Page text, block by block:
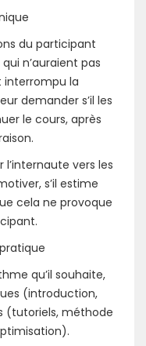
du participant
n’auraient pas
la
demander s’il les
le cours, après
vers les
s’il estime
cela ne provoque
qu’il souhaite,
(introduction,
(tutoriels, méthode